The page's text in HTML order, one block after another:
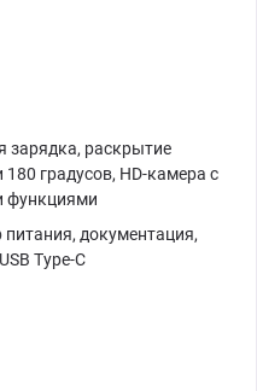
зарядка, раскрытие
градусов, HD-камера с
функциями
питания, документация,
Type-C